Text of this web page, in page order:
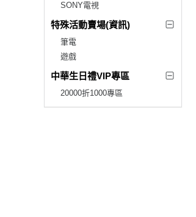
SONY電視
特殊活動賣場(資訊)
筆電
遊戲
中華生日禮VIP專區
20000折1000專區